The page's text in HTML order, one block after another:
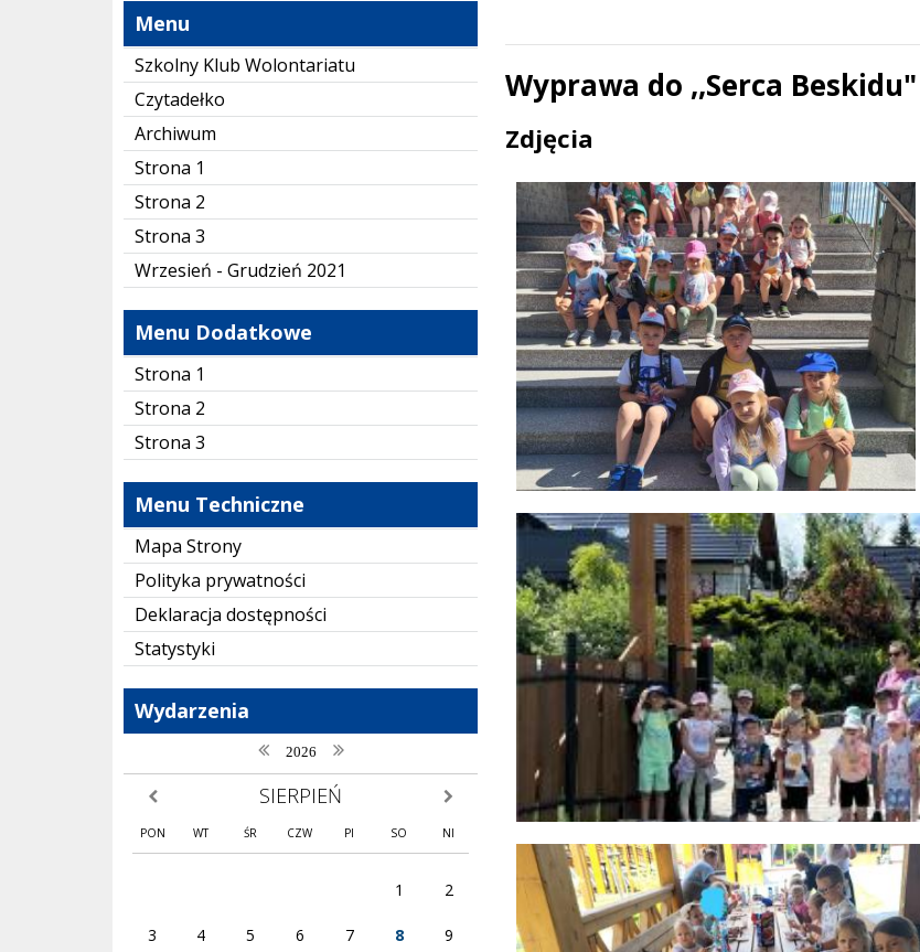
Menu
Szkolny Klub Wolontariatu
Czytadełko
Archiwum
Strona 1
Strona 2
Strona 3
Wrzesień - Grudzień 2021
Menu Dodatkowe
Strona 1
Strona 2
Strona 3
Menu Techniczne
Mapa Strony
Polityka prywatności
Deklaracja dostępności
Statystyki
Wydarzenia
poprzedni rok
2026 następny rok
poprzedni miesiąc SIERPIEŃ następny miesiąc
PON WT ŚR CZW PI SO NI
1 2
3 4 5 6 7 8 9
Wyprawa do ,,Serca Beskidu"
Treść
Zdjęcia